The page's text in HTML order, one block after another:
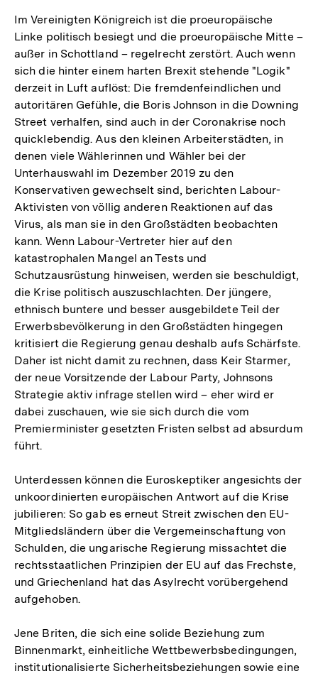
Im Vereinigten Königreich ist die proeuropäische
Linke politisch besiegt und die proeuropäische Mitte –
außer in Schottland – regelrecht zerstört. Auch wenn
sich die hinter einem harten Brexit stehende "Logik"
derzeit in Luft auflöst: Die fremdenfeindlichen und
autoritären Gefühle, die Boris Johnson in die Downing
Street verhalfen, sind auch in der Coronakrise noch
quicklebendig. Aus den kleinen Arbeiterstädten, in
denen viele Wählerinnen und Wähler bei der
Unterhauswahl im Dezember 2019 zu den
Konservativen gewechselt sind, berichten Labour-
Aktivisten von völlig anderen Reaktionen auf das
Virus, als man sie in den Großstädten beobachten
kann. Wenn Labour-Vertreter hier auf den
katastrophalen Mangel an Tests und
Schutzausrüstung hinweisen, werden sie beschuldigt,
die Krise politisch auszuschlachten. Der jüngere,
ethnisch buntere und besser ausgebildete Teil der
Erwerbsbevölkerung in den Großstädten hingegen
kritisiert die Regierung genau deshalb aufs Schärfste.
Daher ist nicht damit zu rechnen, dass Keir Starmer,
der neue Vorsitzende der Labour Party, Johnsons
Strategie aktiv infrage stellen wird – eher wird er
dabei zuschauen, wie sie sich durch die vom
Premierminister gesetzten Fristen selbst ad absurdum
führt.
Unterdessen können die Euroskeptiker angesichts der
unkoordinierten europäischen Antwort auf die Krise
jubilieren: So gab es erneut Streit zwischen den EU-
Mitgliedsländern über die Vergemeinschaftung von
Schulden, die ungarische Regierung missachtet die
rechtsstaatlichen Prinzipien der EU auf das Frechste,
und Griechenland hat das Asylrecht vorübergehend
aufgehoben.
Jene Briten, die sich eine solide Beziehung zum
Binnenmarkt, einheitliche Wettbewerbsbedingungen,
institutionalisierte Sicherheitsbeziehungen sowie eine